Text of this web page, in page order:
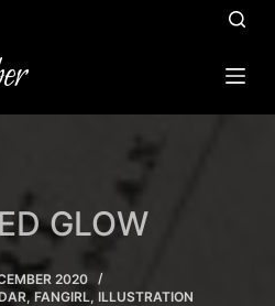
GLOW
2020
, FANGIRL, ILLUSTRATION